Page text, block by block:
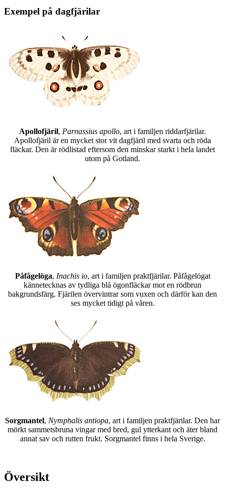
Exempel på dagfjärilar
Apollofjäril, Parnassius apollo, art i familjen riddarfjärilar.
Apollofjäril är en mycket stor vit dagfjäril med svarta och röda
fläckar. Den är rödlistad eftersom den minskar starkt i hela landet
utom på Gotland.
Påfågelöga, Inachis io, art i familjen praktfjärilar. Påfågelögat
kännetecknas av tydliga blå ögonfläckar mot en rödbrun
bakgrundsfärg. Fjärilen övervintrar som vuxen och därför kan den
ses mycket tidigt på våren.
Sorgmantel, Nymphalis antiopa, art i familjen praktfjärilar. Den har
mörkt sammetsbruna vingar med bred, gul ytterkant och äter bland
annat sav och rutten frukt. Sorgmantel finns i hela Sverige.
Översikt